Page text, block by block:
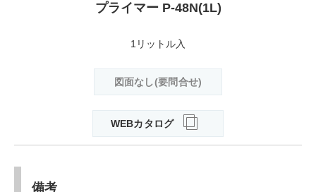
プライマー P-48N(1L)
1リットル入
図面なし(要問合せ)
WEBカタログ
備考